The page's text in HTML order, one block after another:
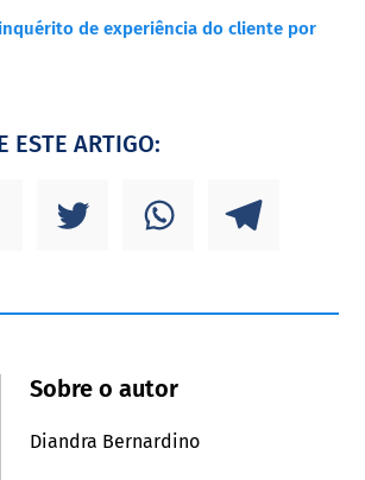
de experiência do cliente por
ESTE ARTIGO:
Sobre o autor
Diandra Bernardino